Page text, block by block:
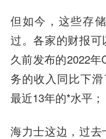
但如今，这些存
过。各家的财报
久前发布的2022
务的收入同比下
最近13年的*水平；
海力士这边，过